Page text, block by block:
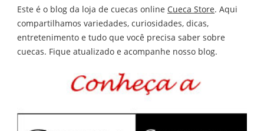
Este é o blog da loja de cuecas online Cueca Store. Aqui
compartilhamos variedades, curiosidades, dicas,
entretenimento e tudo que você precisa saber sobre
cuecas. Fique atualizado e acompanhe nosso blog.